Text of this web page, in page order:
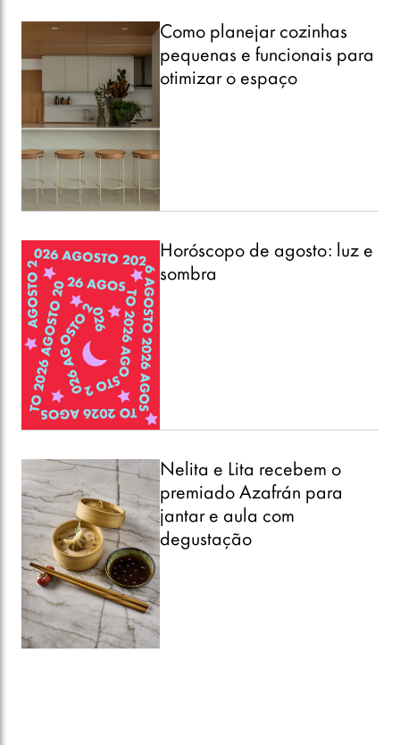
Como planejar cozinhas
pequenas e funcionais para
otimizar o espaço
Horóscopo de agosto: luz e
sombra
Nelita e Lita recebem o
premiado Azafrán para
jantar e aula com
degustação